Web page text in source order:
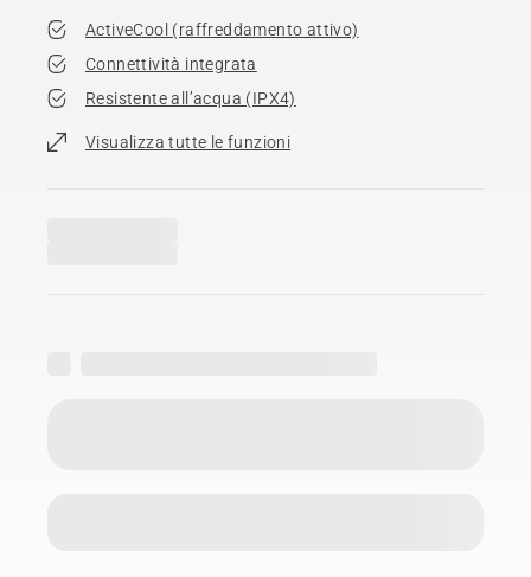
ActiveCool (raffreddamento attivo)
Connettività integrata
Resistente all’acqua (IPX4)
Visualizza tutte le funzioni